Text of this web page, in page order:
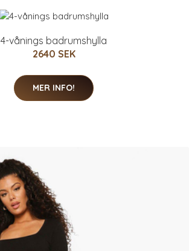
4-vånings badrumshylla
2640 SEK
MER INFO!